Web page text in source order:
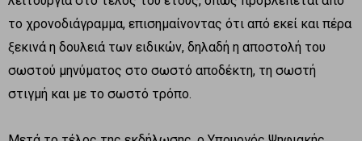
το χρονοδιάγραμμα, επισημαίνοντας ότι από εκεί και πέρα
ξεκινά η δουλειά των ειδικών, δηλαδή η αποστολή του
σωστού μηνύματος στο σωστό αποδέκτη, τη σωστή
στιγμή και με το σωστό τρόπο.